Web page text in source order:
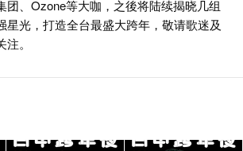
团、Ozone等大咖，之後将陆续揭晓几组
星光，打造全台最盛大跨年，敬请歌迷及
。